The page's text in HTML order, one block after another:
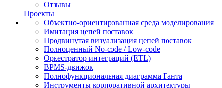
Отзывы
Проекты
Объектно-ориентированная среда моделирования
Имитация цепей поставок
Продвинутая визуализация цепей поставок
Полноценный No-code / Low-code
Оркестратор интеграций (ETL)
BPMS-движок
Полнофункциональная диаграмма Ганта
Инструменты корпоративной архитектуры